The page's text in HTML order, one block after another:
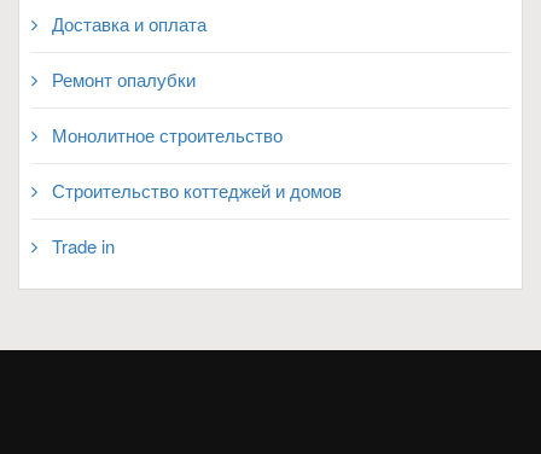
Доставка и оплата
Ремонт опалубки
Монолитное строительство
Строительство коттеджей и домов
Trade in